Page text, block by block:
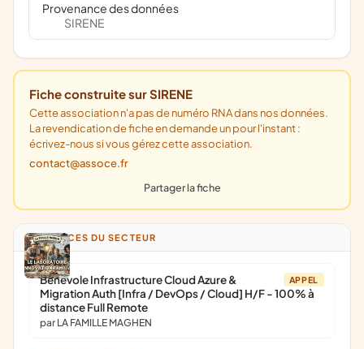
Provenance des données
SIRENE
Fiche construite sur SIRENE
Cette association n'a pas de numéro RNA dans nos données.
La revendication de fiche en demande un pour l'instant :
écrivez-nous si vous gérez cette association.
contact@assoce.fr
Partager la fiche
ANNONCES DU SECTEUR
APPEL
Bénévole Infrastructure Cloud Azure &
Migration Auth [Infra / DevOps / Cloud] H/F - 100% à
distance Full Remote
par LA FAMILLE MAGHEN